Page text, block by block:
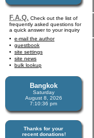
F.A.Q. Check out the list of
frequently asked questions for
a quick answer to your inquiry
e-mail the author
guestbook
site settings
site news
bulk lookup
Bangkok
Saturday
August 8, 2026
7:10:37 pm
Thanks for your
recent donations!